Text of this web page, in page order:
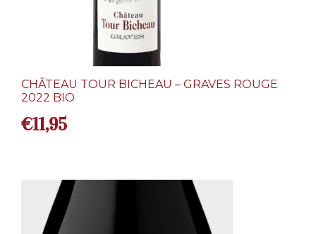
CHÂTEAU TOUR BICHEAU – GRAVES ROUGE
2022 BIO
€11,95